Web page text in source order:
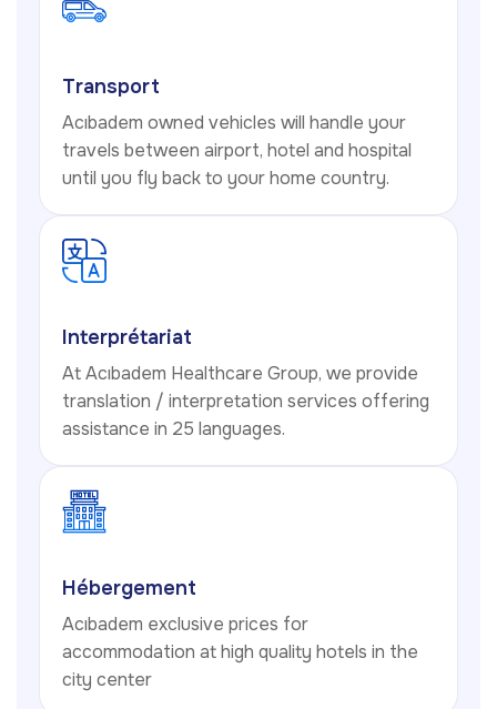
Transport
Acıbadem owned vehicles will handle your
travels between airport, hotel and hospital
until you fly back to your home country.
Interprétariat
At Acıbadem Healthcare Group, we provide
translation / interpretation services offering
assistance in 25 languages.
Hébergement
Acıbadem exclusive prices for
accommodation at high quality hotels in the
city center